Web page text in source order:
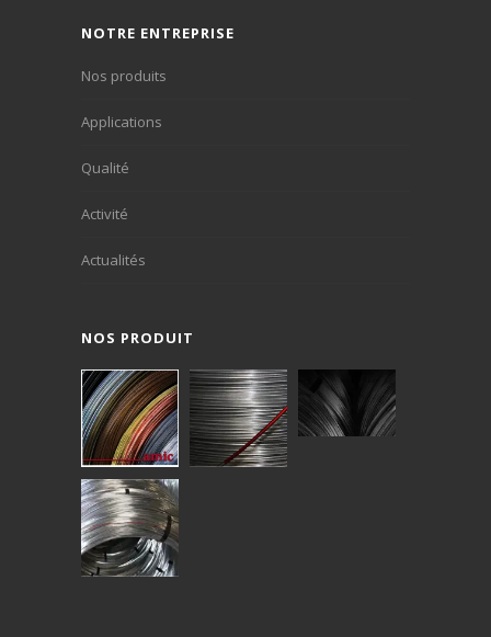
NOTRE ENTREPRISE
Nos produits
Applications
Qualité
Activité
Actualités
NOS PRODUIT